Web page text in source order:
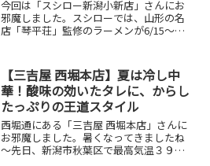
今回は「スシロー新潟小新店」さんにお
邪魔しました。スシローでは、山形の名
店「琴平荘」監修のラーメンが6/15～
荘」のラーメンでしたので、この機会に
食べてきました。！(...
【三吉屋 西堀本店】夏は冷し中
華！酸味の効いたタレに、からし
たっぷりの王道スタイル
西堀通にある「三吉屋 西堀本店」さんに
お邪魔しました。暑くなってきましたね
～先日、新潟市秋葉区で最高気温３９度